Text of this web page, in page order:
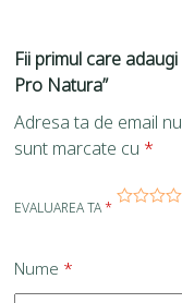
Fii primul care adaugi
Pro Natura”
Adresa ta de email
sunt marcate cu *
EVALUAREA TA*
Nume *